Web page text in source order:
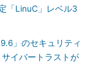
「LinuC」レベル3
」のセキュリティ
イバートラストが